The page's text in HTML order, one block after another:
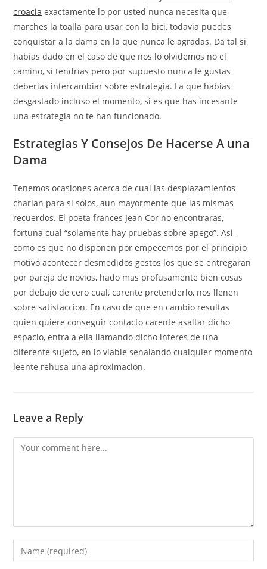
croacia exactamente lo por usted nunca necesita que
marches la toalla para usar con la bici, todavia puedes
conquistar a la dama en la que nunca le agradas. Da tal si
habias dado en el caso de que nos lo olvidemos no el
camino, si tendri­as pero por supuesto nunca le gustas
deberias intercambiar sobre estrategia. La que habias
desgastado incluso el momento, si es que has incesante
una estrategia no te han funcionado.
Estrategias Y Consejos De Hacerse A una
Dama
Tenemos ocasiones acerca de cual las desplazamientos
charlan para si solos, aun mayormente que las mismas
recuerdos. El poeta frances Jean Cor no encontraras,
fortuna cual “solamente hay pruebas sobre apego”. Asi­
como es que no disponen por empecemos por el principio
motivo acontecer desmedidos gestos los que se entregaran
por pareja de novios, hado mas profusamente bien cosas
por debajo de cero cual, carente pretenderlo, nos llenen
sobre satisfaccion. En caso de que en cambio resultas
quien quiere conseguir contacto carente asaltar dicho
espacio, entra a ella llamando dicho interes de una
diferente sujeto, en lo viable senalando cualquier momento
leente rehusa una aproximacion.
Leave a Reply
Comment
Enter
your